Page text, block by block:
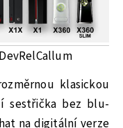
klasickou
sestřička bez blu-
na digitální verze